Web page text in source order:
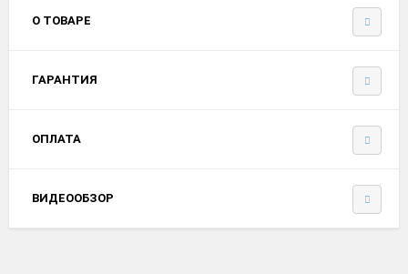
О ТОВАРЕ
ГАРАНТИЯ
ОПЛАТА
ВИДЕООБЗОР